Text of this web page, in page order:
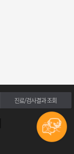
진료/검사결과 조회